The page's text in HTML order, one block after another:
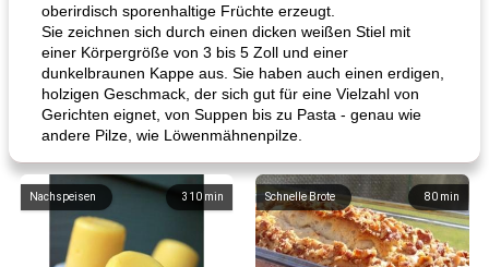
oberirdisch sporenhaltige Früchte erzeugt.
Sie zeichnen sich durch einen dicken weißen Stiel mit
einer Körpergröße von 3 bis 5 Zoll und einer
dunkelbraunen Kappe aus. Sie haben auch einen erdigen,
holzigen Geschmack, der sich gut für eine Vielzahl von
Gerichten eignet, von Suppen bis zu Pasta - genau wie
andere Pilze, wie Löwenmähnenpilze.
310 min
Nachspeisen 80 min
Schnelle Brote